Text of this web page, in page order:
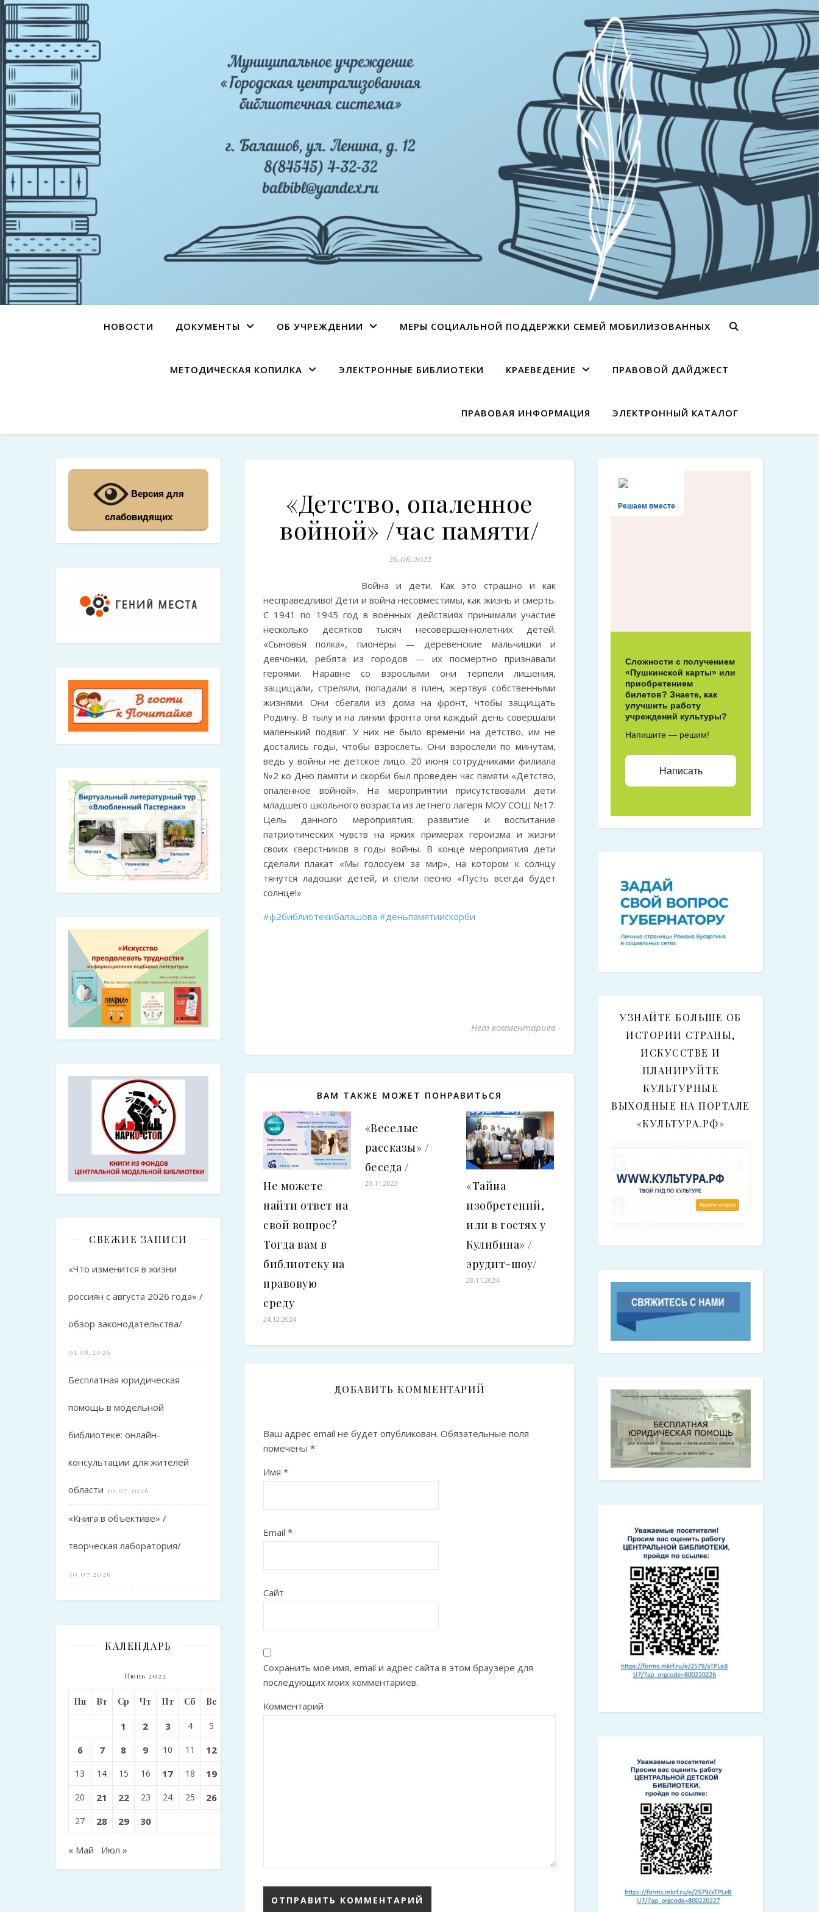
НОВОСТИ ДОКУМЕНТЫ ОБ УЧРЕЖДЕНИИ МЕРЫ СОЦИАЛЬНОЙ ПОДДЕРЖКИ СЕМЕЙ МОБИЛИЗОВАННЫХ
МЕТОДИЧЕСКАЯ КОПИЛКА ЭЛЕКТРОННЫЕ БИБЛИОТЕКИ КРАЕВЕДЕНИЕ ПРАВОВОЙ ДАЙДЖЕСТ
ПРАВОВАЯ ИНФОРМАЦИЯ ЭЛЕКТРОННЫЙ КАТАЛОГ
Версия для
слабовидящих
СВЕЖИЕ ЗАПИСИ
«Что изменится в жизни
россиян с августа 2026 года» /
обзор законодательства/
01.08.2026
Бесплатная юридическая
помощь в модельной
библиотеке: онлайн-
консультации для жителей
области 30.07.2026
«Книга в объективе» /
творческая лаборатория/
30.07.2026
КАЛЕНДАРЬ
Июнь 2022
Пн Вт Ср Чт Пт Сб Вс
1 2 3 4 5
6 7 8 9 10 11 12
13 14 15 16 17 18 19
20 21 22 23 24 25 26
27 28 29 30
« Май Июл »
«Детство, опаленное
войной» /час памяти/
26.06.2022
Война и дети. Как это страшно и как
несправедливо! Дети и война несовместимы, как жизнь и смерть.
С 1941 по 1945 год в военных действиях принимали участие
несколько десятков тысяч несовершеннолетних детей.
«Сыновья полка», пионеры — деревенские мальчишки и
девчонки, ребята из городов — их посмертно признавали
героями. Наравне со взрослыми они терпели лишения,
защищали, стреляли, попадали в плен, жертвуя собственными
жизнями. Они сбегали из дома на фронт, чтобы защищать
Родину. В тылу и на линии фронта они каждый день совершали
маленький подвиг. У них не было времени на детство, им не
достались годы, чтобы взрослеть. Они взрослели по минутам,
ведь у войны не детское лицо. 20 июня сотрудниками филиала
№2 ко Дню памяти и скорби был проведен час памяти «Детство,
опаленное войной». На мероприятии присутствовали дети
младшего школьного возраста из летнего лагеря МОУ СОШ №17.
Цель данного мероприятия: развитие и воспитание
патриотических чувств на ярких примерах героизма и жизни
своих сверстников в годы войны. В конце мероприятия дети
сделали плакат «Мы голосуем за мир», на котором к солнцу
тянутся ладошки детей, и спели песню «Пусть всегда будет
солнце!»
#ф2библиотекибалашова #деньпамятиискорби
Нет комментариев
ВАМ ТАКЖЕ МОЖЕТ ПОНРАВИТЬСЯ
Не можете
найти ответ на
свой вопрос?
Тогда вам в
библиотеку на
правовую
среду
24.12.2024
«Веселые
рассказы» /
беседа /
20.11.2023
«Тайна
изобретений,
или в гостях у
Кулибина» /
эрудит-шоу/
28.11.2024
ДОБАВИТЬ КОММЕНТАРИЙ
Ваш адрес email не будет опубликован. Обязательные поля
помечены *
Имя *
Email *
Сайт
Сохранить моё имя, email и адрес сайта в этом браузере для
последующих моих комментариев.
Комментарий
Решаем вместе
Сложности с получением
«Пушкинской карты» или
приобретением
билетов? Знаете, как
улучшить работу
учреждений культуры?
Напишите — решим!
Написать
УЗНАЙТЕ БОЛЬШЕ ОБ
ИСТОРИИ СТРАНЫ,
ИСКУССТВЕ И
ПЛАНИРУЙТЕ
КУЛЬТУРНЫЕ
ВЫХОДНЫЕ НА ПОРТАЛЕ
«КУЛЬТУРА.РФ»